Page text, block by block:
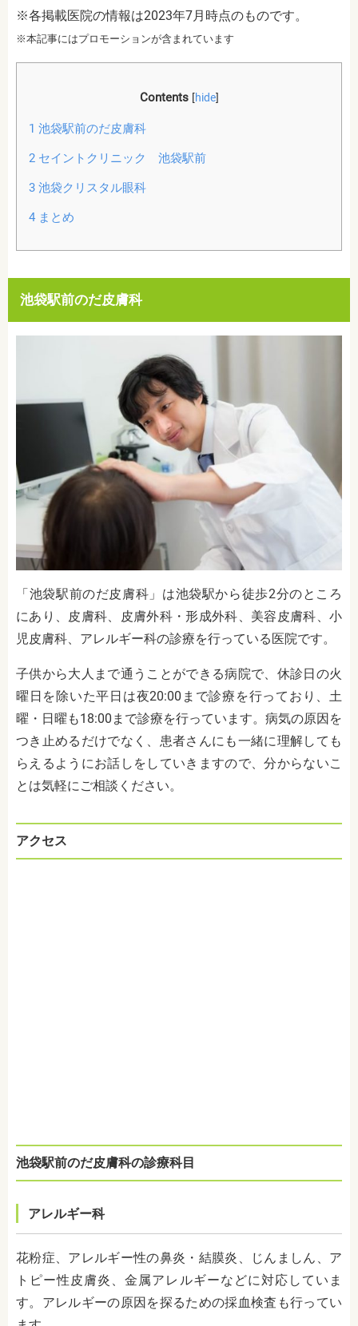
※各掲載医院の情報は2023年7月時点のものです。
※本記事にはプロモーションが含まれています
Contents [hide]
1 池袋駅前のだ皮膚科
2セイントクリニック 池袋駅前
3池袋クリスタル眼科
4まとめ
池袋駅前のだ皮膚科
「池袋駅前のだ皮膚科」は池袋駅から徒歩2分のところ
にあり、 皮膚科、皮膚外科・形成外科、美容皮膚科、小
児皮膚科、アレルギー科の診療を行っている医院です。
子供から大人まで通うことができる病院で、休診日の火
曜日を除いた平日は夜20:00まで診療を行っており、土
曜・日曜も18:00まで診療を行っています。病気の原因を
つき止めるだけでなく、患者さんにも一緒に理解しても
らえるようにお話しをしていきますので、分からないこ
とは気軽にご相談ください。
アクセス
池袋駅前のだ皮膚科の診療科目
アレルギー科
花粉症、アレルギー性の鼻炎・結膜炎、じんましん、ア
トピー性皮膚炎、金属アレルギーなどに対応していま
す。アレルギーの原因を探るための採血検査も行ってい